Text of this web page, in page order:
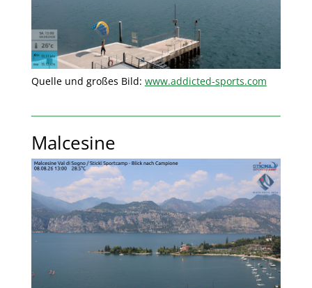
Quelle und großes Bild: www.addicted-sports.com
Malcesine